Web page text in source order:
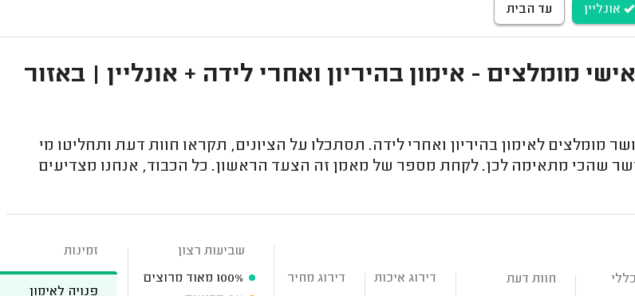
אונליין עד הבית
מומלצים - אימון בהיריון ואחרי לידה + אונליין | באזור
מומלצים לאימון בהיריון ואחרי לידה. תסתכלו על הציונים, תקראו חוות דעת ותחליטו מי
שהכי מתאימה לכן. לקחת מספר של מאמן זה הצעד הראשון. כל הכבוד, אנחנו מצדיעים
חוות דעת דירוג איכות דירוג מחיר
שביעות רצון
100% מאוד מרוצים
זמינות
פנויה לאימון